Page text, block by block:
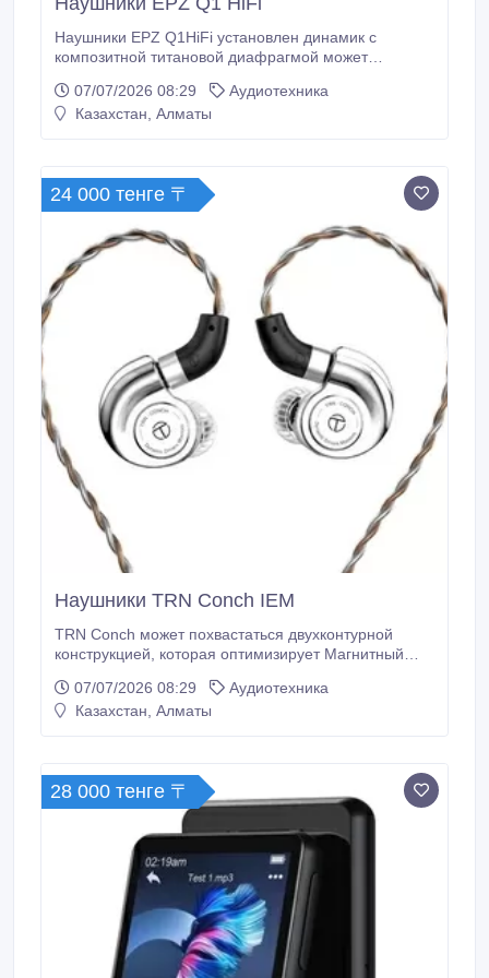
Наушники EPZ Q1HiFi установлен динамик с
композитной титановой диафрагмой может
делая детали музыки богаче и четче. -- Трехмерное
ощущение: полость с использованием технологии
делая звуковое поле более трехмерным и широким.
07/07/2026 08:29
Аудиотехника
Казахстан, Алматы
24 000 тенге 〒
Наушники TRN Conch IEM
TRN Conch может похвастаться двухконтурной
конструкцией, которая оптимизирует Магнитный
стабильность блока драйвера при высокой нагрузке.
- Это уменьшает гармонические искажения и
стереозвук для более чистого прослушивания.
07/07/2026 08:29
Аудиотехника
Казахстан, Алматы
28 000 тенге 〒